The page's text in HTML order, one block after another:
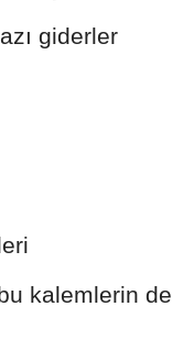
giderler
kalemlerin de